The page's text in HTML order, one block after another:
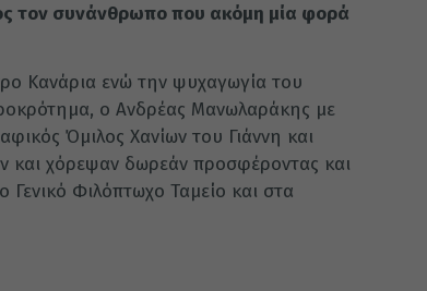
τον συνάνθρωπο που ακόμη μία φορά
Κανάρια ενώ την ψυχαγωγία του
ο Ανδρέας Μανωλαράκης με
Όμιλος Χανίων του Γιάννη και
και χόρεψαν δωρεάν προσφέροντας και
Γενικό Φιλόπτωχο Ταμείο και στα